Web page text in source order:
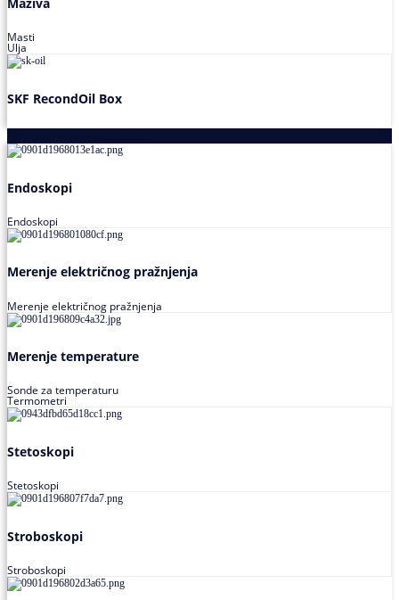
Masti
Ulja
SKF RecondOil Box
Endoskopi
Endoskopi
Merenje električnog pražnjenja
Merenje električnog pražnjenja
Merenje temperature
Sonde za temperaturu
Termometri
Stetoskopi
Stetoskopi
Stroboskopi
Stroboskopi